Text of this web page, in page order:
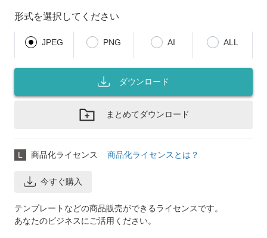
形式を選択してください
JPEG PNG AI ALL
ダウンロード
まとめてダウンロード
L 商品化ライセンス 商品化ライセンスとは？
今すぐ購入
テンプレートなどの商品販売ができるライセンスです。
あなたのビジネスにご活用ください。